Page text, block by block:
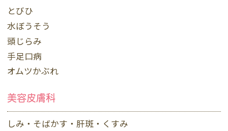
とびひ
水ぼうそう
頭じらみ
手足口病
オムツかぶれ
美容皮膚科
しみ・そばかす・肝斑・くすみ